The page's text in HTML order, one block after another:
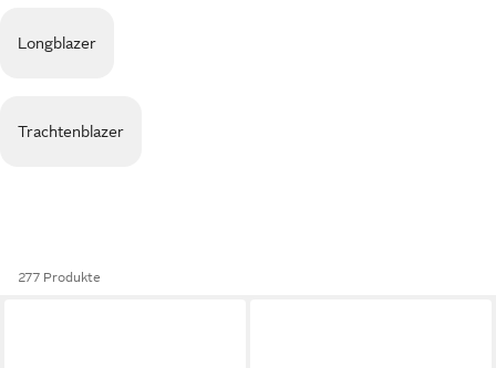
Longblazer
Trachtenblazer
277 Produkte